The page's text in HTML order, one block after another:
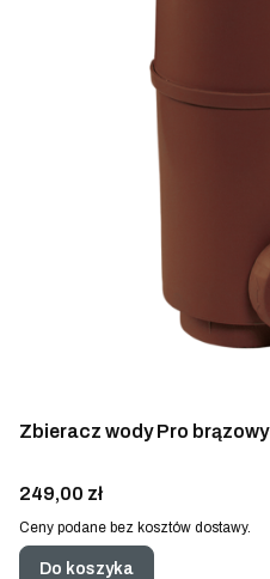
Zbieracz wody Pro brązowy
Cena
249,00 zł
Ceny podane bez kosztów dostawy.
Do koszyka